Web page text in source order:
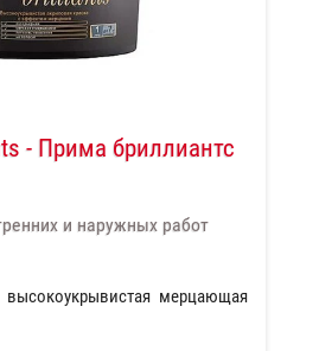
- Прима бриллиантс
и наружных работ
высокоукрывистая мерцающая